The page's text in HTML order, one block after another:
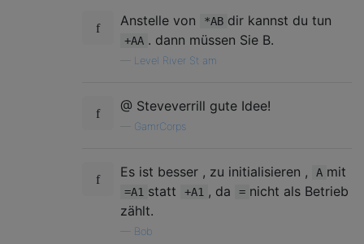
Anstelle von *AB dir kannst du tun
+AA . dann müssen Sie B.
Level River St am
@ Steveverrill gute Idee!
GamrCorps
Es ist besser , zu initialisieren , A mit
=A1 statt +A1 , da = nicht als Betrieb
zählt.
Bob